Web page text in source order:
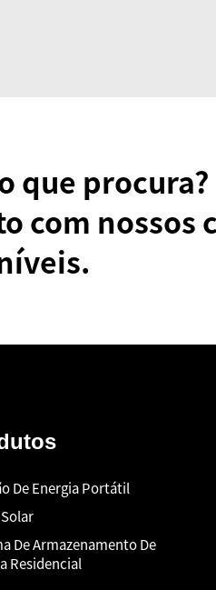
que procura?
com
De Energia Portátil
De Armazenamento De
Residencial